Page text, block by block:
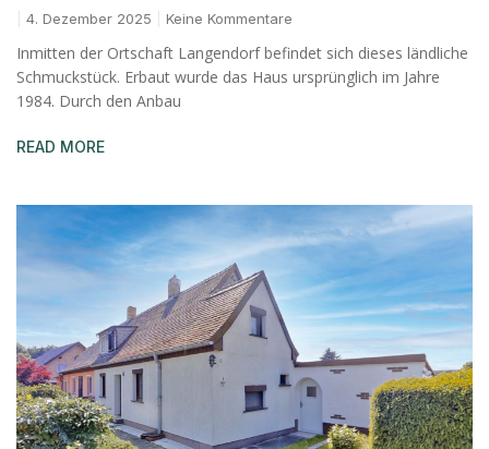
4. Dezember 2025 Keine Kommentare
Inmitten der Ortschaft Langendorf befindet sich dieses ländliche
Schmuckstück. Erbaut wurde das Haus ursprünglich im Jahre
1984. Durch den Anbau
READ MORE